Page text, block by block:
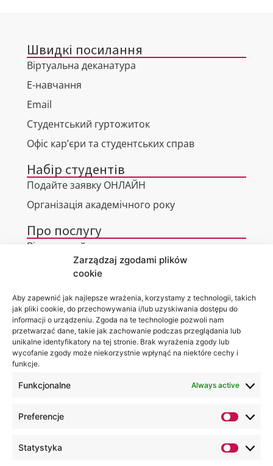
Zarządzaj zgodami plików
cookie
Aby zapewnić jak najlepsze wrażenia, korzystamy z technologii, takich
jak pliki cookie, do przechowywania i/lub uzyskiwania dostępu do
informacji o urządzeniu. Zgoda na te technologie pozwoli nam
przetwarzać dane, takie jak zachowanie podczas przeglądania lub
unikalne identyfikatory na tej stronie. Brak wyrażenia zgody lub
wycofanie zgody może niekorzystnie wpłynąć na niektóre cechy i
funkcje.
Funkcjonalne Always active
Preferencje
Statystyka
Швидкі посилання
Віртуальна деканатура
Е-навчання
Email
Студентський гуртожиток
Офіс кар’єри та студентських справ
Набір студентів
Подайте заявку ОНЛАЙН
Організація академічного року
Про послугу
Віртуальний тур
Місцезнаходження
Академії
WSEI
вул.
Ви можете
знайти нас
за: